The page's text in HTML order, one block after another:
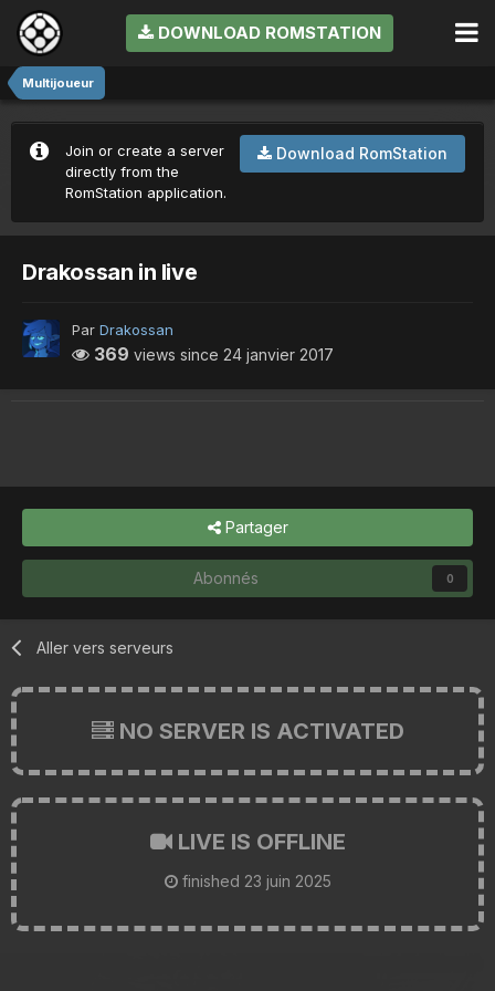
DOWNLOAD ROMSTATION
Multijoueur
Download RomStation
Join or create a server
directly from the
RomStation application.
Drakossan in live
Par Drakossan
369 views since 24 janvier 2017
Partager
Abonnés 0
Aller vers serveurs
NO SERVER IS ACTIVATED
LIVE IS OFFLINE
finished 23 juin 2025